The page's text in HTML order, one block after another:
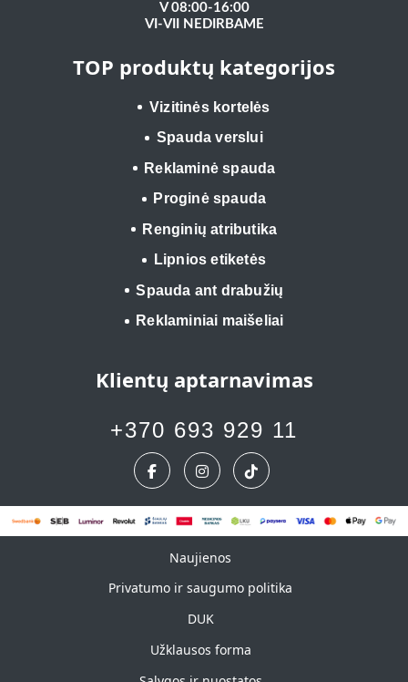
V 08:00-16:00
VI-VII NEDIRBAME
TOP produktų kategorijos
Vizitinės kortelės
Spauda verslui
Reklaminė spauda
Proginė spauda
Renginių atributika
Lipnios etiketės
Spauda ant drabužių
Reklaminiai maišeliai
Klientų aptarnavimas
+370 693 929 11
Naujienos
Naujienos
Privatumo ir saugumo politika
DUK
Užklausos forma